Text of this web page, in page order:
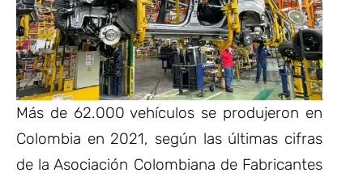
Más de 62.000 vehículos se produjeron en
Colombia en 2021, según las últimas cifras
de la Asociación Colombiana de Fabricantes